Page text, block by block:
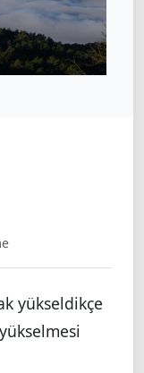
yükseldikçe